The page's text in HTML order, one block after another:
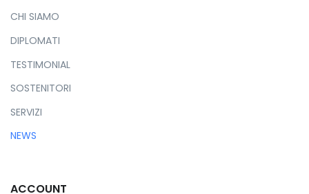
CHI SIAMO
DIPLOMATI
TESTIMONIAL
SOSTENITORI
SERVIZI
NEWS
ACCOUNT